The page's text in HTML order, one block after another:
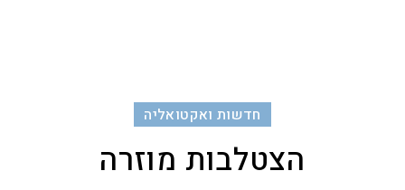
חדשות ואקטואליה
הצטלבות מוזרה